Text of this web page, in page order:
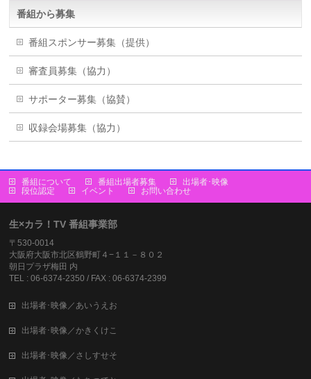
番組から募集
番組スポンサー募集（提供）
審査員募集（協力）
サポーター募集（協賛）
収録会場募集（協力）
番組について 番組出場者募集
出場者･映像
段位認定
イベント お問い合わせ
生×カラ！TV 番組事業部
〒530-0014
大阪府大阪市北区鶴野町４−１１－８０２
朝日プラザ梅田 内
TEL : 06-6374-2350 / FAX : 06-6374-2399
出場者･映像／あいうえお
出場者･映像／かきくけこ
出場者･映像／さしすせそ